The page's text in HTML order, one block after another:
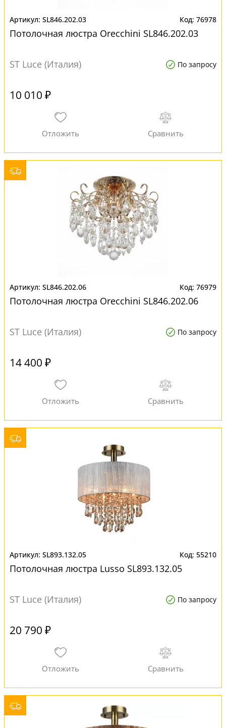
SL846.202.03 76978
Потолочная люстра Orecchini SL846.202.03
ST Luce (Италия) По запросу
10 010 ₽
SL846.202.06 76979
Потолочная люстра Orecchini SL846.202.06
ST Luce (Италия) По запросу
14 400 ₽
SL893.132.05 55210
Потолочная люстра Lusso SL893.132.05
ST Luce (Италия) По запросу
20 790 ₽